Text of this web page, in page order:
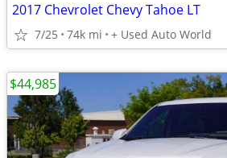
2017 Chevrolet Chevy Tahoe LT
7/25 74k mi + Used Auto World
$44,985